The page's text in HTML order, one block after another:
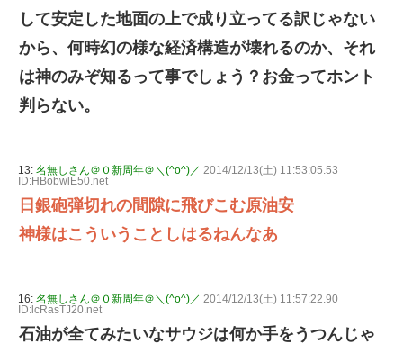
して安定した地面の上で成り立ってる訳じゃない
から、何時幻の様な経済構造が壊れるのか、それ
は神のみぞ知るって事でしょう？お金ってホント
判らない。
13: 名無しさん＠０新周年＠＼(^o^)／ 2014/12/13(土) 11:53:05.53
ID:HBobwlE50.net
日銀砲弾切れの間隙に飛びこむ原油安
神様はこういうことしはるねんなあ
16: 名無しさん＠０新周年＠＼(^o^)／ 2014/12/13(土) 11:57:22.90
ID:lcRasTJ20.net
石油が全てみたいなサウジは何か手をうつんじゃ